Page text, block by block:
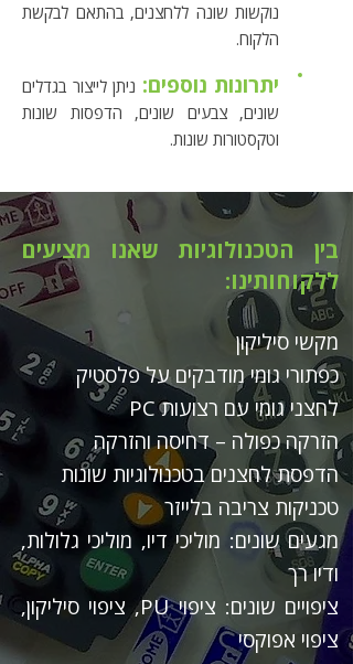
נוקשות שונה ללחצנים, בהתאם לבקשת
הלקוח.
יתרונות נוספים: ניתן לייצור בגדלים
שונים, צבעים שונים, הדפסות שונות
וטקסטורות שונות.
בין הטכנולוגיות שאנו מציעים
ללקוחותינו:
מקשי סיליקון
כפתורי גומי מודבקים על פלסטיק
לחצני גומי עם רצועות PC
הזרקה כפולה – דחיסה והזרקה
הדפסת לחצנים בטכנולוגיות שונות
טכניקות צריבה בלייזר
מגעים שונים: מוליכי דיו, מוליכי גלולות,
ודיו רך
ציפויים שונים: ציפוי PU, ציפוי סיליקון,
ציפוי אפוקסי